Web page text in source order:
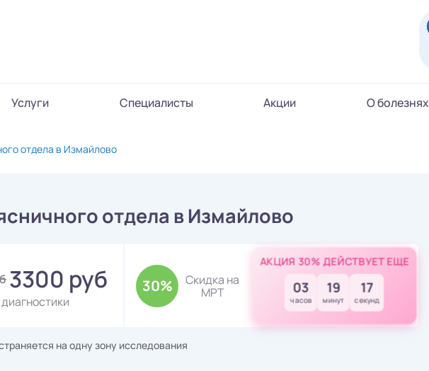
Услуги Специалисты Акции О болезнях
отдела в Измайлово
отдела в Измайлово
3300 руб 30%
Скидка на
МРТ
АКЦИЯ 30% ДЕЙСТВУЕТ ЕЩЕ
03
часов
19
минут
15
секунд
на одну зону исследования